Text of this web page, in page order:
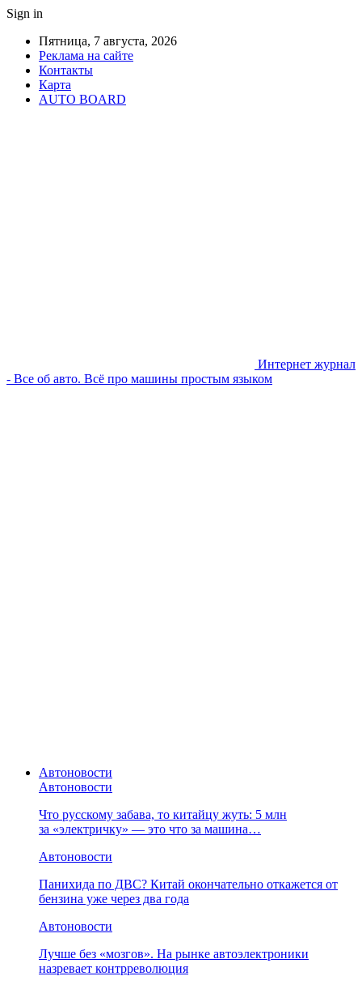
Sign in
Пятница, 7 августа, 2026
Реклама на сайте
Контакты
Карта
AUTO BOARD
Интернет журнал
- Все об авто. Всё про машины простым языком
Автоновости
Автоновости
Что русскому забава, то китайцу жуть: 5 млн
за «электричку» — это что за машина…
Автоновости
Панихида по ДВС? Китай окончательно откажется от
бензина уже через два года
Автоновости
Лучше без «мозгов». На рынке автоэлектроники
назревает контрреволюция